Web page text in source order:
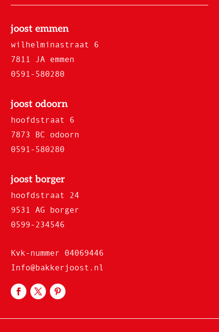
joost emmen
wilhelminastraat 6
7811 JA emmen
0591-580280
joost odoorn
hoofdstraat 6
7873 BC odoorn
0591-580280
joost borger
hoofdstraat 24
9531 AG borger
0599-234546
Kvk-nummer 04069446
Info@bakkerjoost.nl